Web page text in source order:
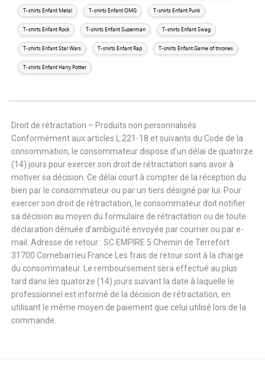
T-shirts Enfant Metal T-shirts Enfant OMG T-shirts Enfant Punk
T-shirts Enfant Rock T-shirts Enfant Superman T-shirts Enfant Swag
T-shirts Enfant Star Wars T-shirts Enfant Rap T-shirts Enfant Game of thrones
T-shirts Enfant Harry Potter
Droit de rétractation – Produits non personnalisés
Conformément aux articles L.221-18 et suivants du Code de la
consommation, le consommateur dispose d’un délai de quatorze
(14) jours pour exercer son droit de rétractation sans avoir à
motiver sa décision. Ce délai court à compter de la réception du
bien par le consommateur ou par un tiers désigné par lui. Pour
exercer son droit de rétractation, le consommateur doit notifier
sa décision au moyen du formulaire de rétractation ou de toute
déclaration dénuée d’ambiguïté envoyée par courrier ou par e-
mail. Adresse de retour : SC EMPIRE 5 Chemin de Terrefort
31700 Cornebarrieu France Les frais de retour sont à la charge
du consommateur. Le remboursement sera effectué au plus
tard dans les quatorze (14) jours suivant la date à laquelle le
professionnel est informé de la décision de rétractation, en
utilisant le même moyen de paiement que celui utilisé lors de la
commande.